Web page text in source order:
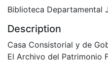
Biblioteca Departamental
Description
Casa Consistorial y de
El Archivo del Patrimonio